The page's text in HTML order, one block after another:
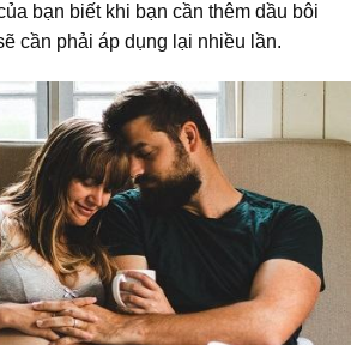
bạn biết khi bạn cần thêm dầu bôi
cần phải áp dụng lại nhiều lần.